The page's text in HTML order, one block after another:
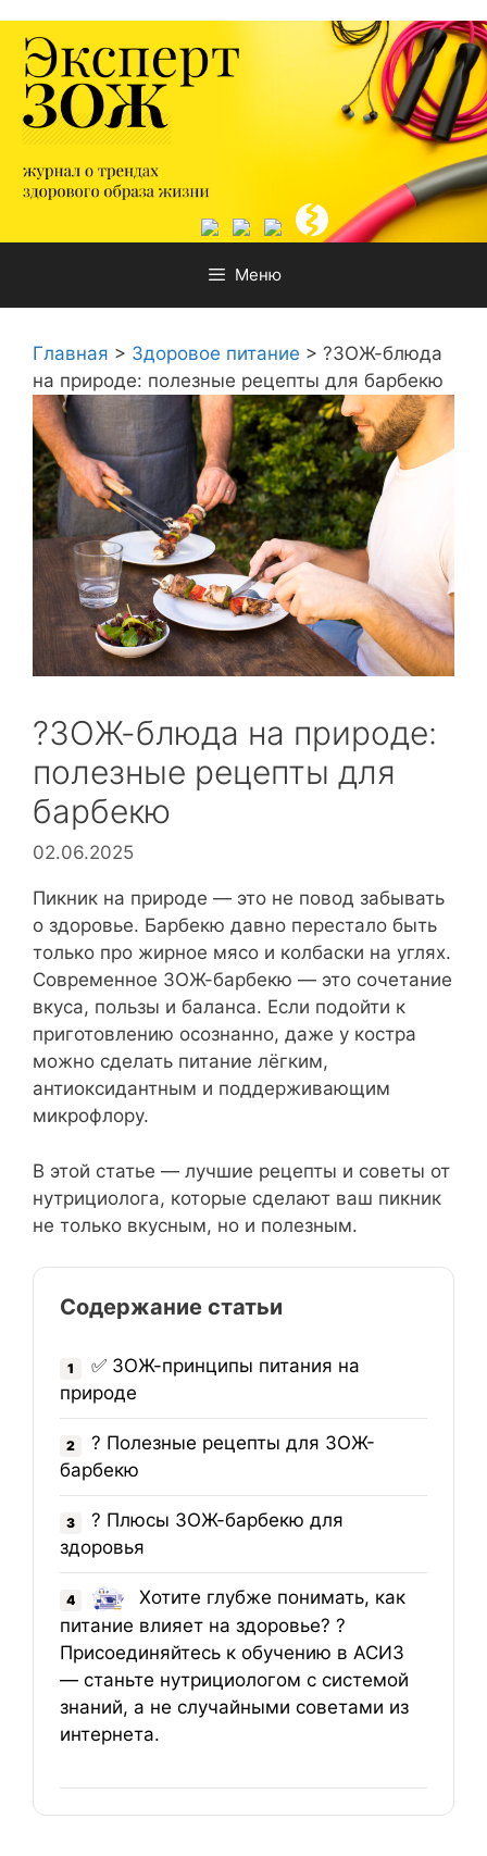
содержимому
Меню
Главная > Здоровое питание > ?ЗОЖ-блюда
на природе: полезные рецепты для барбекю
?ЗОЖ-блюда на природе:
полезные рецепты для
барбекю
02.06.2025
Пикник на природе — это не повод забывать
о здоровье. Барбекю давно перестало быть
только про жирное мясо и колбаски на углях.
Современное ЗОЖ-барбекю — это сочетание
вкуса, пользы и баланса. Если подойти к
приготовлению осознанно, даже у костра
можно сделать питание лёгким,
антиоксидантным и поддерживающим
микрофлору.
В этой статье — лучшие рецепты и советы от
нутрициолога, которые сделают ваш пикник
не только вкусным, но и полезным.
Содержание статьи
1
✅ ЗОЖ-принципы питания на
природе
2
? Полезные рецепты для ЗОЖ-
барбекю
3
? Плюсы ЗОЖ-барбекю для
здоровья
4
Хотите глубже понимать, как
питание влияет на здоровье? ?
Присоединяйтесь к обучению в АСИЗ
— станьте нутрициологом с системой
знаний, а не случайными советами из
интернета.